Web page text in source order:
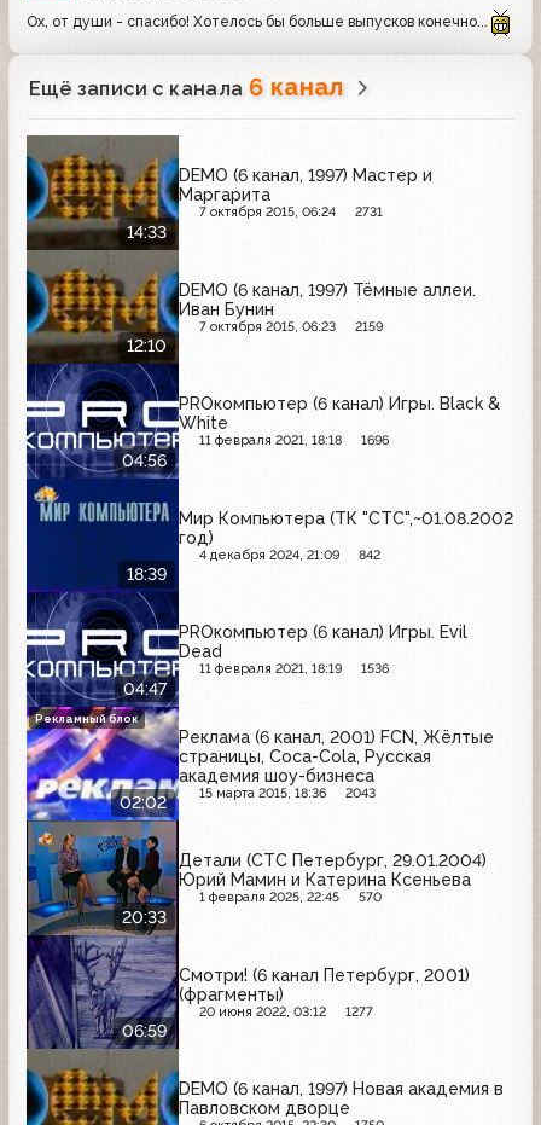
Ох, от души - спасибо! Хотелось бы больше выпусков конечно...
Ещё записи с канала 6 канал
14:33
DEMO (6 канал, 1997) Мастер и
Маргарита
7 октября 2015, 06:24 2731
12:10
DEMO (6 канал, 1997) Тёмные аллеи.
Иван Бунин
7 октября 2015, 06:23 2159
04:56
PROкомпьютер (6 канал) Игры. Black &
White
11 февраля 2021, 18:18 1696
18:39
Мир Компьютера (ТК "СТС",~01.08.2002
год)
4 декабря 2024, 21:09 842
04:47
PROкомпьютер (6 канал) Игры. Evil
Dead
11 февраля 2021, 18:19 1536
02:02
Реклама (6 канал, 2001) FCN, Жёлтые
страницы, Coca-Cola, Русская
академия шоу-бизнеса
15 марта 2015, 18:36 2043
Рекламный блок
20:33
Детали (СТС Петербург, 29.01.2004)
Юрий Мамин и Катерина Ксеньева
1 февраля 2025, 22:45 570
06:59
Смотри! (6 канал Петербург, 2001)
(фрагменты)
20 июня 2022, 03:12 1277
DEMO (6 канал, 1997) Новая академия в
Павловском дворце